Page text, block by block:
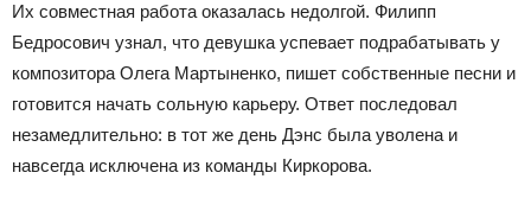
Их совместная работа оказалась недолгой. Филипп
Бедросович узнал, что девушка успевает подрабатывать у
композитора Олега Мартыненко, пишет собственные песни и
готовится начать сольную карьеру. Ответ последовал
незамедлительно: в тот же день Дэнс была уволена и
навсегда исключена из команды Киркорова.